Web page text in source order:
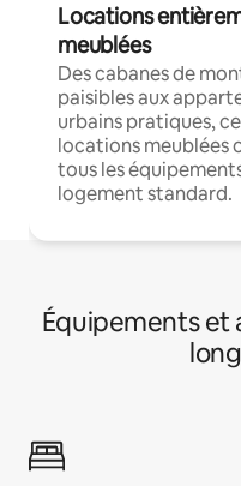
Locations
meublées
Des cabanes de
paisibles aux
urbains pratiques,
locations meublées
tous les
logement standard.
Équipements et